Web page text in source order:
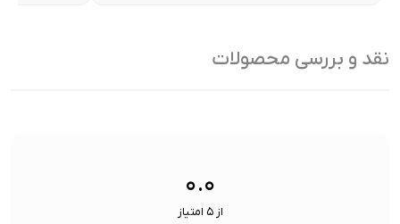
ظرفیت:
نقد و بررسی محصولات
۰.۰
از ۵ امتیاز